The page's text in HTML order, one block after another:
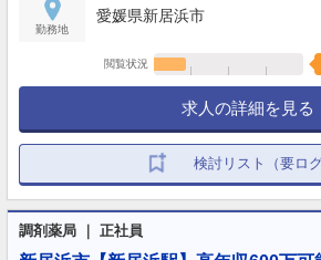
勤務地
愛媛県新居浜市
閲覧状況
求人の詳細を見る
検討リスト（要ログ
調剤薬局 ｜ 正社員